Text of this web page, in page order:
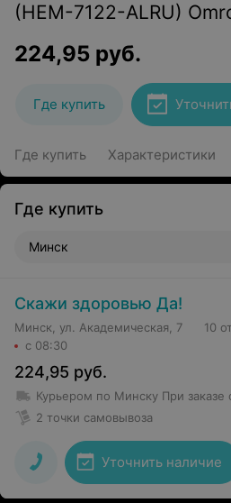
(HEM-7122-ALRU)
224,95 руб.
Где купить
Где купить Характеристики
Где купить
Минск
Скажи здоровью Да!
Минск, ул. Академическая, 7
с 08:30
10
224,95 руб.
Курьером по Минску При заказе от
2 точки самовывоза
Уточнить наличие